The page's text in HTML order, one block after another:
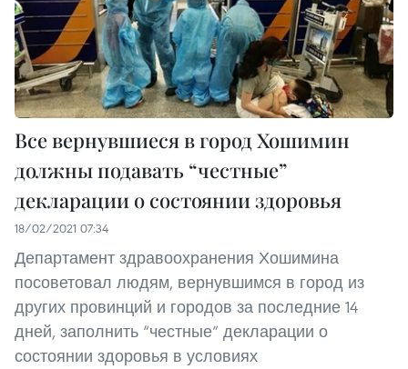
Все вернувшиеся в город Хошимин
должны подавать “честные”
декларации о состоянии здоровья
18/02/2021 07:34
Департамент здравоохранения Хошимина
посоветовал людям, вернувшимся в город из
других провинций и городов за последние 14
дней, заполнить “честные” декларации о
состоянии здоровья в условиях